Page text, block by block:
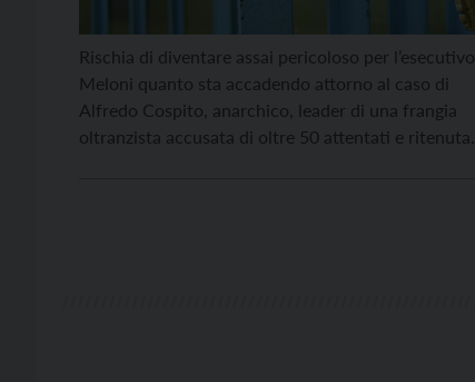
Rischia di diventare assai pericoloso per l’esecutivo
Meloni quanto sta accadendo attorno al caso di
Alfredo Cospito, anarchico, leader di una frangia
oltranzista accusata di oltre 50 attentati e ritenuta